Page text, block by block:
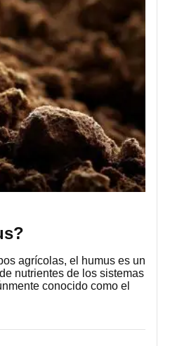
agrícolas, el humus es un
nutrientes de los sistemas
conocido como el